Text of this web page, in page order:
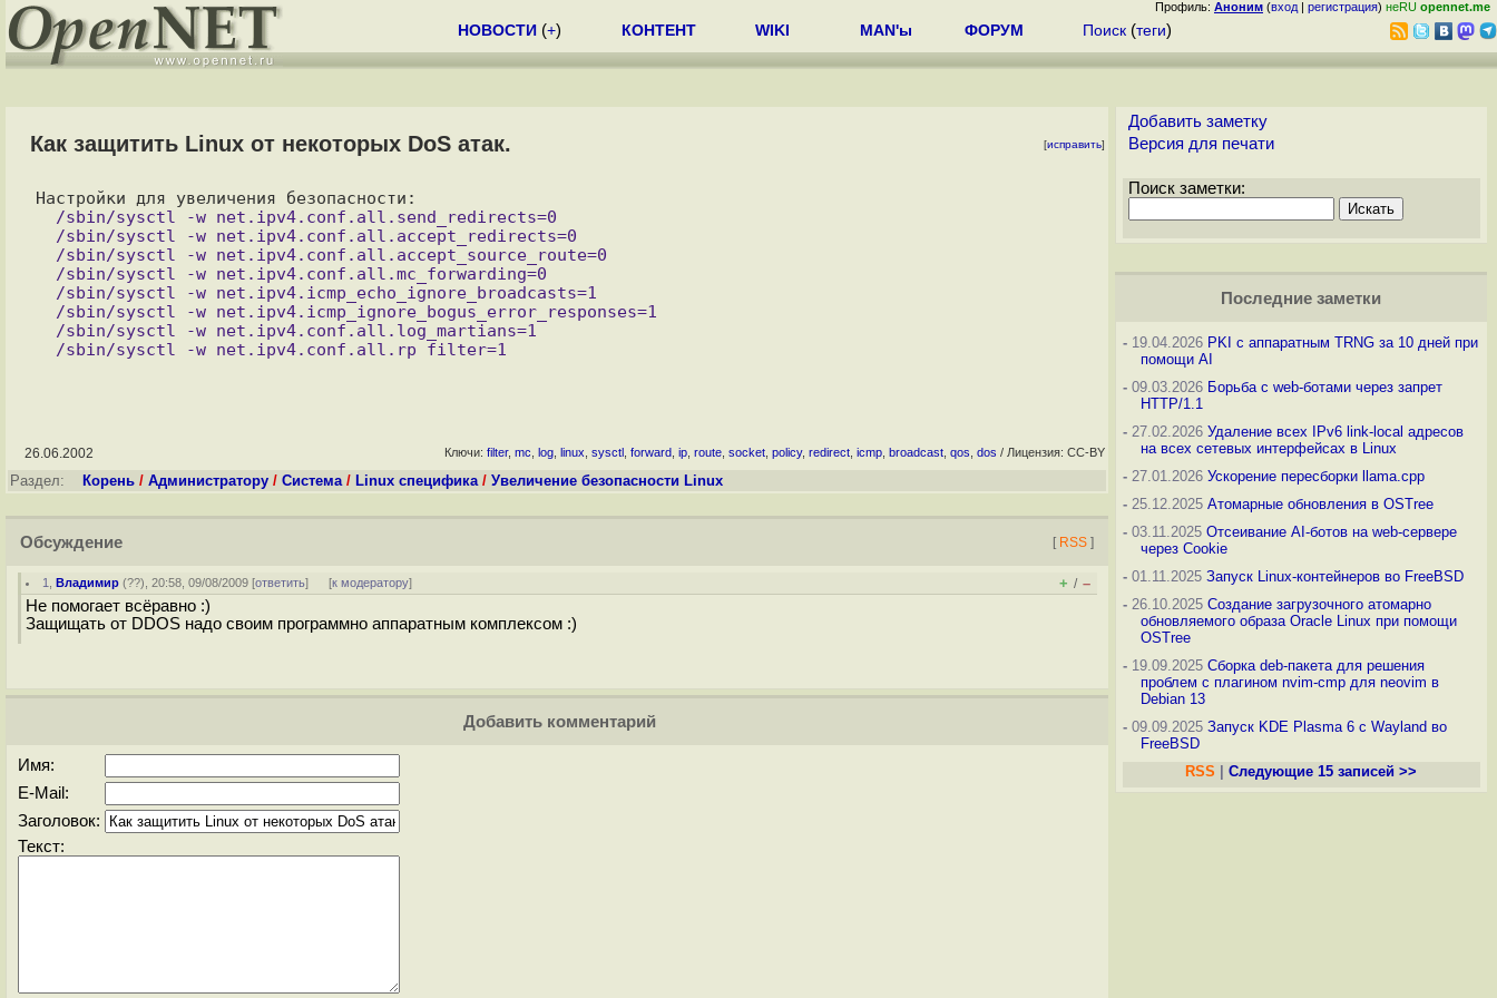
Профиль: Аноним (вход | регистрация) неRU opennet.me
НОВОСТИ (+) КОНТЕНТ WIKI MAN'ы ФОРУМ Поиск (теги)
Как защитить Linux от некоторых DoS атак. [исправить]
26.06.2002 Ключи: filter, mc log linux sysctl forward ip route socket policy, redirect icmp broadcast qos dos / Лицензия: CC-BY
Раздел: Корень / Администратору / Система/ Linux специфика/ Увеличение безопасности Linux
Обсуждение [ RSS ]
1 ,Владимир (??), 20:58, 09/08/2009 [ответить] [к модератору] + / –
Не помогает всёравно :)
Защищать от DDOS надо своим программно аппаратным комплексом :)
Добавить комментарий
Имя:
E-Mail:
Заголовок:
Текст:
Добавить заметку
Версия для печати
Поиск заметки:
Последние заметки
-19.04.2026 PKI с аппаратным TRNG за 10 дней при
помощи AI
-09.03.2026 Борьба с web-ботами через запрет
HTTP/1.1
-27.02.2026 Удаление всех IPv6 link-local адресов
на всех сетевых интерфейсах в Linux
-27.01.2026 Ускорение пересборки llama.cpp
-25.12.2025 Атомарные обновления в OSTree
-03.11.2025 Отсеивание AI-ботов на web-сервере
через Cookie
-01.11.2025 Запуск Linux-контейнеров во FreeBSD
-26.10.2025 Создание загрузочного атомарно
обновляемого образа Oracle Linux при помощи
OSTree
-19.09.2025 Сборка deb-пакета для решения
проблем с плагином nvim-cmp для neovim в
Debian 13
-09.09.2025 Запуск KDE Plasma 6 с Wayland во
FreeBSD
RSS
Следующие 15 записей >>